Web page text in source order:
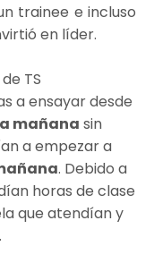
trainee e incluso
en líder.
TS
a ensayar desde
mañana sin
a empezar a
. Debido a
horas de clase
que atendían y